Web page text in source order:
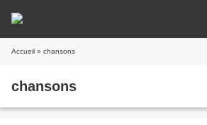
Accueil » chansons
chansons